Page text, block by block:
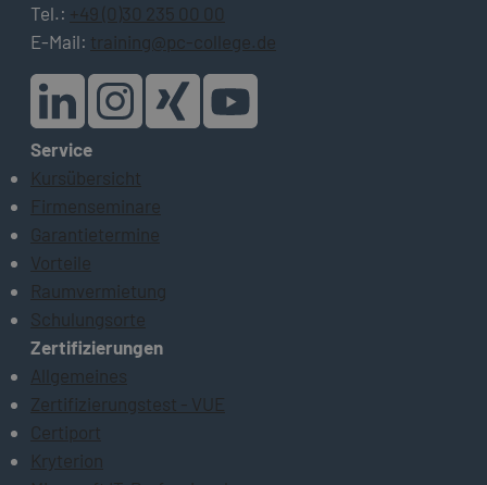
Tel.: +49 (0)30 235 00 00
E-Mail: training@pc-college.de
Service
Kursübersicht
Firmenseminare
Garantietermine
Vorteile
Raumvermietung
Schulungsorte
Zertifizierungen
Allgemeines
Zertifizierungstest - VUE
Certiport
Kryterion